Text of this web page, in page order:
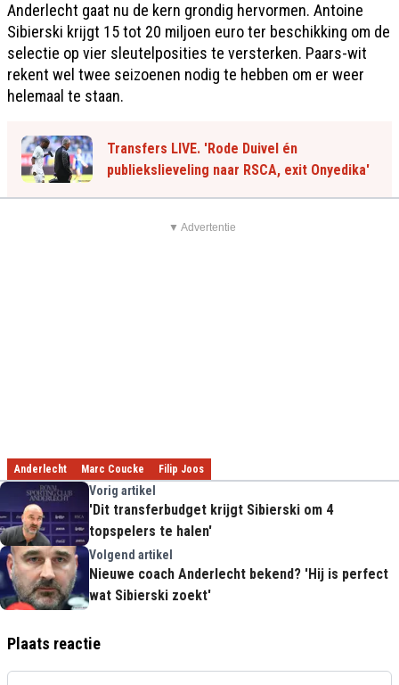
Anderlecht gaat nu de kern grondig hervormen. Antoine
Sibierski krijgt 15 tot 20 miljoen euro ter beschikking om de
selectie op vier sleutelposities te versterken. Paars-wit
rekent wel twee seizoenen nodig te hebben om er weer
helemaal te staan.
Transfers LIVE. 'Rode Duivel én
publiekslieveling naar RSCA, exit Onyedika'
▼ Advertentie
Anderlecht Marc Coucke Filip Joos
Vorig artikel
'Dit transferbudget krijgt Sibierski om 4
topspelers te halen'
Volgend artikel
Nieuwe coach Anderlecht bekend? 'Hij is perfect
wat Sibierski zoekt'
Plaats reactie